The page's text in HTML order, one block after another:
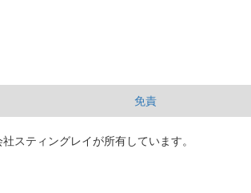
免責
スティングレイが所有しています。